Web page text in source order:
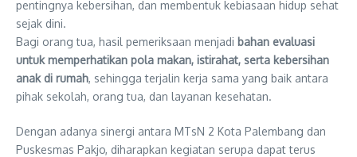
pentingnya kebersihan, dan membentuk kebiasaan hidup sehat
sejak dini.
Bagi orang tua, hasil pemeriksaan menjadi bahan evaluasi
untuk memperhatikan pola makan, istirahat, serta kebersihan
anak di rumah, sehingga terjalin kerja sama yang baik antara
pihak sekolah, orang tua, dan layanan kesehatan.
Dengan adanya sinergi antara MTsN 2 Kota Palembang dan
Puskesmas Pakjo, diharapkan kegiatan serupa dapat terus